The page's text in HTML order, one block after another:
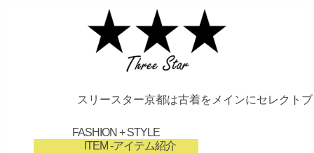
スリースター京都は古着をメインにセレクト
FASHION + STYLE
ITEM -アイテム紹介